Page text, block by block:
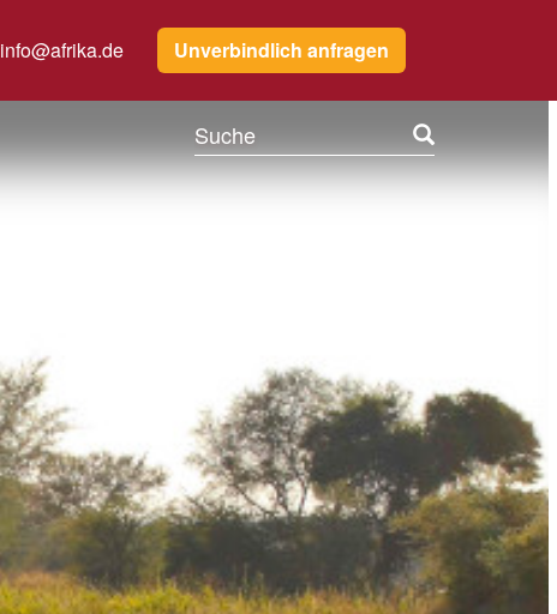
info@afrika.de Unverbindlich anfragen